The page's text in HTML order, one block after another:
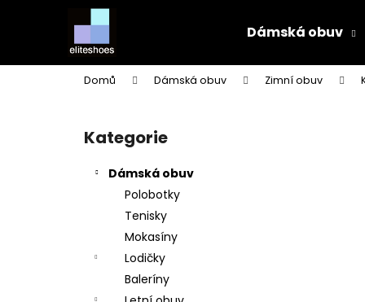
Dámská obuv
Domů Dámská obuv Zimní obuv
Přeskočit
kategorie
Kategorie
Dámská obuv
Polobotky
Tenisky
Mokasíny
Lodičky
Baleríny
í
Zpět
do
obchodu
Zpět
do
obchodu